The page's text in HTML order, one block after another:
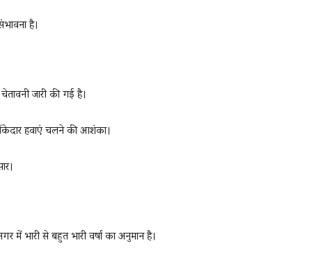
है।
जारी की गई है।
हवाएं चलने की आशंका।
में भारी से बहुत भारी वर्षा का अनुमान है।